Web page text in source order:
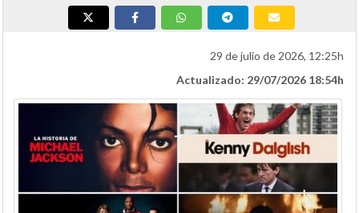
29 de julio de 2026, 12:25h
Actualizado: 29/07/2026 18:54h